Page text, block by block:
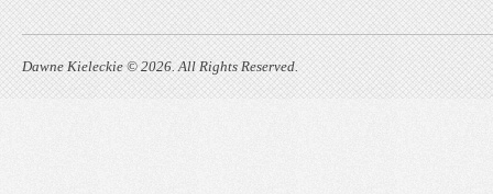
Dawne Kieleckie © 2026. All Rights Reserved.